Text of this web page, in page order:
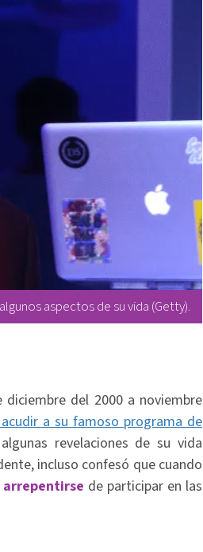
aspectos de su vida (Getty).
del 2000 a noviembre
a su famoso programa de
revelaciones de su vida
incluso confesó que cuando
de participar en las